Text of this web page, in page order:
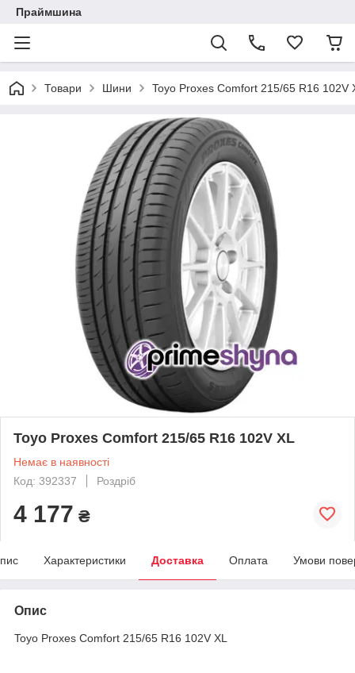
Праймшина
Товари Шини Toyo Proxes Comfort 215/65 R16 102V
Toyo Proxes Comfort 215/65 R16 102V XL
Немає в наявності
Код: 392337
Роздріб
4 177 ₴
Характеристики Доставка Оплата Умови
Опис
Toyo Proxes Comfort 215/65 R16 102V XL